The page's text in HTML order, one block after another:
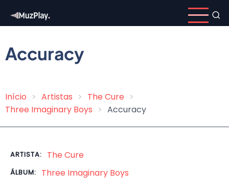
para
conteúdo
principal
Accuracy
Trilha
Início Artistas
The Cure
Three Imaginary Boys
Accuracy
ARTISTA: The Cure
ÁLBUM: Three Imaginary Boys